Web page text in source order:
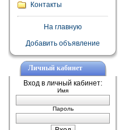
Контакты
На главную
Добавить объявление
Личный кабинет
Вход в личный кабинет:
Имя
Пароль